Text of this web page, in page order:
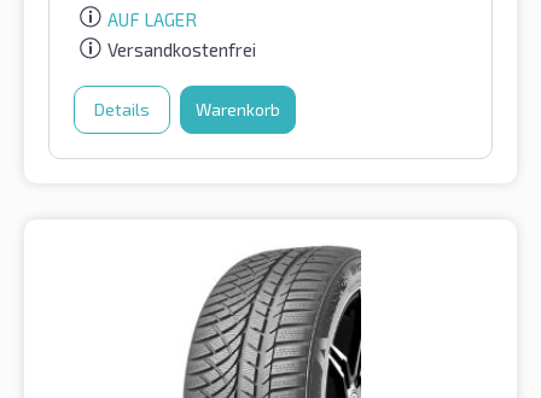
AUF LAGER
Versandkostenfrei
Details Warenkorb